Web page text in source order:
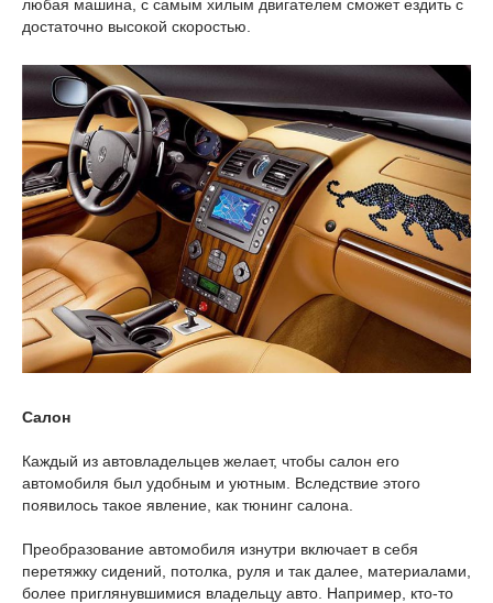
любая машина, с самым хилым двигателем сможет ездить с
достаточно высокой скоростью.
Салон
Каждый из автовладельцев желает, чтобы салон его
автомобиля был удобным и уютным. Вследствие этого
появилось такое явление, как тюнинг салона.
Преобразование автомобиля изнутри включает в себя
перетяжку сидений, потолка, руля и так далее, материалами,
более приглянувшимися владельцу авто. Например, кто-то